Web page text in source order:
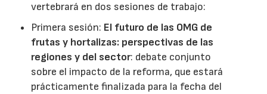
vertebrará en dos sesiones de trabajo:
Primera sesión: El futuro de las OMG de
frutas y hortalizas: perspectivas de las
regiones y del sector: debate conjunto
sobre el impacto de la reforma, que estará
prácticamente finalizada para la fecha del